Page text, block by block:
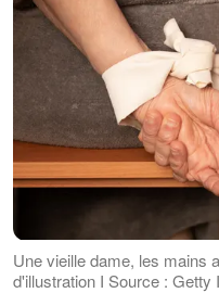
Une vieille dame, les mains
d'illustration I Source : Getty